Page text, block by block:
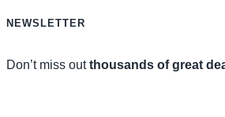
NEWSLETTER
Don’t miss outthousands of great